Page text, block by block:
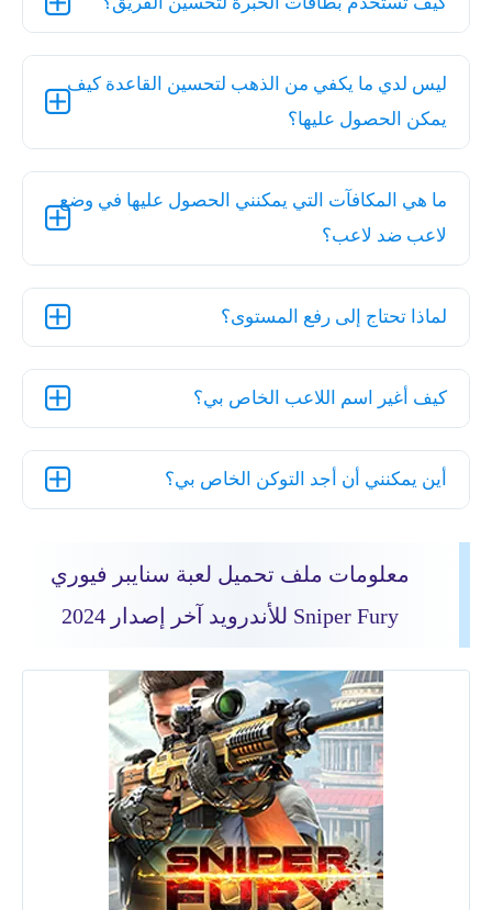
ليس لدي ما يكفي من الذهب لتحسين القاعدة كيف
يمكن الحصول عليها؟
ما هي المكافآت التي يمكنني الحصول عليها في وضع
لاعب ضد لاعب؟
لماذا تحتاج إلى رفع المستوى؟
كيف أغير اسم اللاعب الخاص بي؟
أين يمكنني أن أجد التوكن الخاص بي؟
معلومات ملف تحميل لعبة سنايبر فيوري
Sniper Fury للأندرويد آخر إصدار 2024